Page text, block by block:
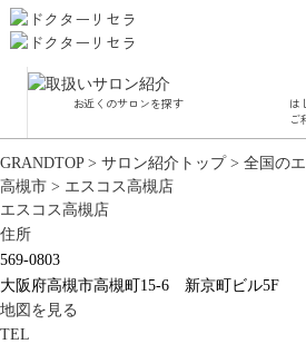
お近くのサロンを探す
は
ご
GRANDTOP > サロン紹介トップ > 全国の
高槻市 > エスコス高槻店
エスコス高槻店
住所
569-0803
大阪府高槻市高槻町15-6 新京町ビル5F
地図を見る
TEL